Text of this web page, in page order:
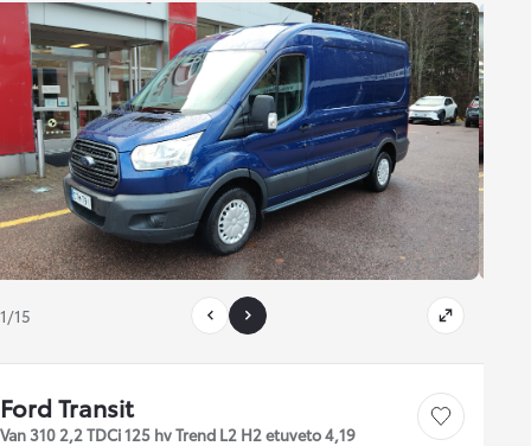
1/15
Ford Transit
Van 310 2,2 TDCi 125 hv Trend L2 H2 etuveto 4,19
Tallenna auto